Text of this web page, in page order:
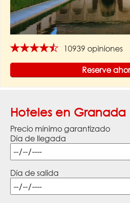
★★★★★ 10939 opiniones
Reserve
Hoteles en Granada
Precio mínimo garantizado
Día de llegada
Día de salida